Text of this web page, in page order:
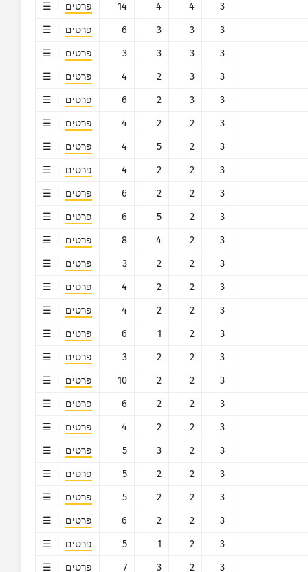
3
4
4
14
פרטים
3
3
3
6
פרטים
3
3
3
3
פרטים
3
3
2
4
פרטים
3
3
2
6
פרטים
3
2
2
4
פרטים
3
2
5
4
פרטים
3
2
2
4
פרטים
3
2
2
6
פרטים
3
2
5
6
פרטים
3
2
4
8
פרטים
3
2
2
3
פרטים
3
2
2
4
פרטים
3
2
2
4
פרטים
3
2
1
6
פרטים
3
2
2
3
פרטים
3
2
2
10
פרטים
3
2
2
6
פרטים
3
2
2
4
פרטים
3
2
3
5
פרטים
3
2
2
5
פרטים
3
2
2
5
פרטים
3
2
2
6
פרטים
3
2
1
5
פרטים
3
2
3
7 פרטים